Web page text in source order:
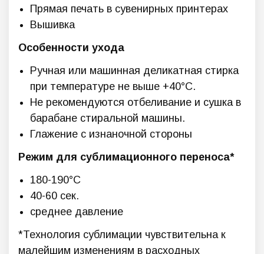
Прямая печать в сувенирных принтерах
Вышивка
Особенности ухода
Ручная или машинная деликатная стирка
при температуре не выше +40°C.
Не рекомендуются отбеливание и сушка в
барабане стиральной машины.
Глажение с изнаночной стороны
Режим для сублимационного переноса*
180-190°C
40-60 сек.
среднее давление
*Технология сублимации чувствительна к
малейшим изменениям в расходных